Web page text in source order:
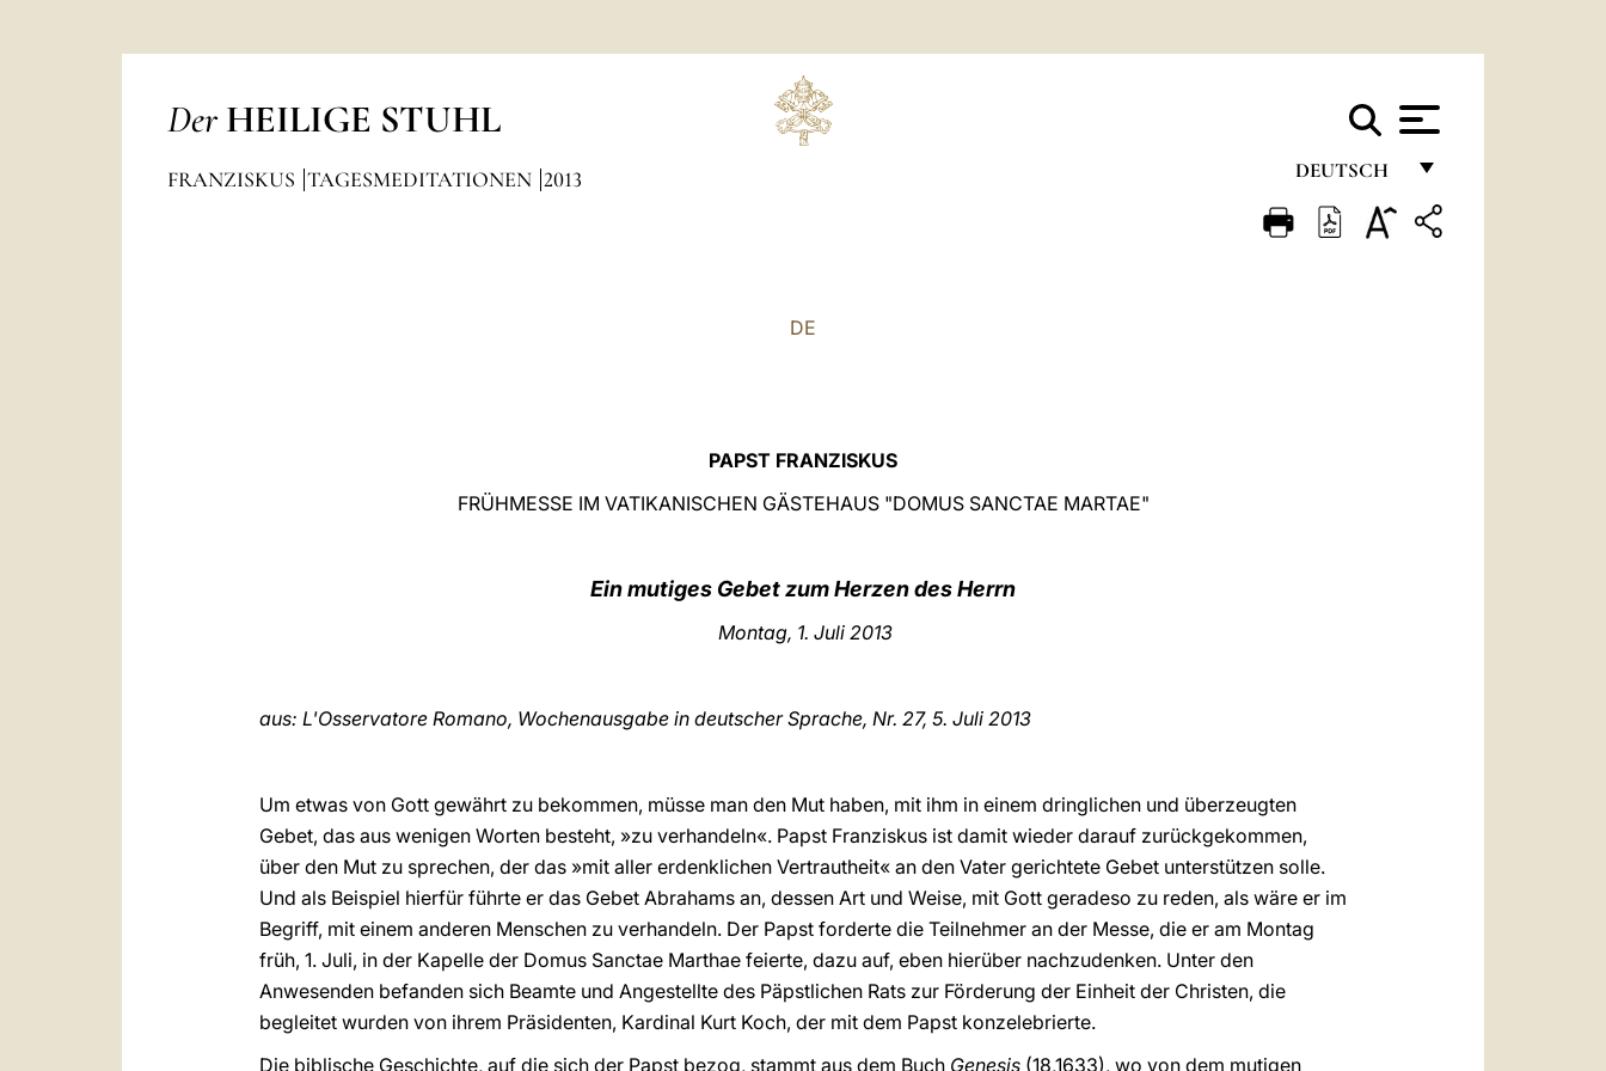
Der HEILIGE STUHL
DEUTSCH
FRANÇAIS
FRANZISKUS TAGESMEDITATIONEN 2013
DE
PAPST FRANZISKUS
FRÜHMESSE IM VATIKANISCHEN GÄSTEHAUS "DOMUS SANCTAE MARTAE"
Ein mutiges Gebet zum Herzen des Herrn
Montag, 1. Juli 2013
aus: L'Osservatore Romano, Wochenausgabe in deutscher Sprache, Nr. 27, 5. Juli 2013
Um etwas von Gott gewährt zu bekommen, müsse man den Mut haben, mit ihm in einem dringlichen und überzeugten
Gebet, das aus wenigen Worten besteht, »zu verhandeln«. Papst Franziskus ist damit wieder darauf zurückgekommen,
über den Mut zu sprechen, der das »mit aller erdenklichen Vertrautheit« an den Vater gerichtete Gebet unterstützen solle.
Und als Beispiel hierfür führte er das Gebet Abrahams an, dessen Art und Weise, mit Gott geradeso zu reden, als wäre er im
Begriff, mit einem anderen Menschen zu verhandeln. Der Papst forderte die Teilnehmer an der Messe, die er am Montag
früh, 1. Juli, in der Kapelle der Domus Sanctae Marthae feierte, dazu auf, eben hierüber nachzudenken. Unter den
Anwesenden befanden sich Beamte und Angestellte des Päpstlichen Rats zur Förderung der Einheit der Christen, die
begleitet wurden von ihrem Präsidenten, Kardinal Kurt Koch, der mit dem Papst konzelebrierte.
Die biblische Geschichte, auf die sich der Papst bezog, stammt aus dem Buch Genesis (18,1633), wo von dem mutigen